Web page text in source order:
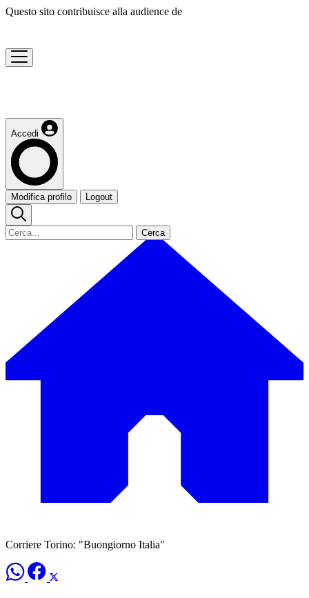
Questo sito contribuisce alla audience de
Accedi
Modifica profilo Logout
Cerca
Corriere Torino: "Buongiorno Italia"